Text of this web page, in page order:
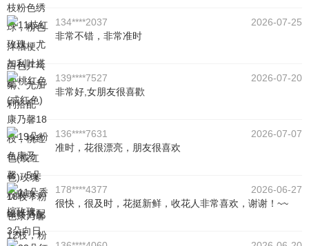
134****2037
2026-07-25
非常不错，非常准时
139****7527
2026-07-20
非常好,女朋友很喜歡
136****7631
2026-07-07
准时，花很漂亮，朋友很喜欢
178****4377
2026-06-27
很快，很及时，花挺新鲜，收花人非常喜欢，谢谢！~~